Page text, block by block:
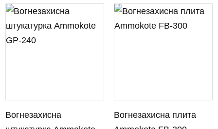
Вогнезахисна
Вогнезахисна плита